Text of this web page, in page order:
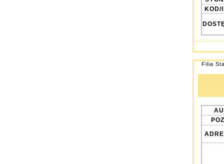
KOD/
Filia